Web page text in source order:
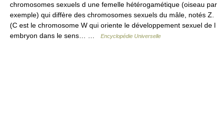
chromosomes sexuels d une femelle hétérogamétique (oiseau par
exemple) qui diffère des chromosomes sexuels du mâle, notés Z.
(C est le chromosome W qui oriente le développement sexuel de l
embryon dans le sens… …
Encyclopédie Universelle